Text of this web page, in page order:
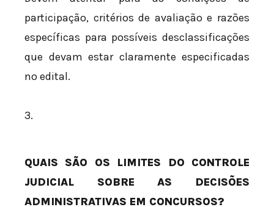
participação, critérios de avaliação e razões
específicas para possíveis desclassificações
que devam estar claramente especificadas
no edital.
3.
QUAIS SÃO OS LIMITES DO CONTROLE
JUDICIAL SOBRE AS DECISÕES
ADMINISTRATIVAS EM CONCURSOS?